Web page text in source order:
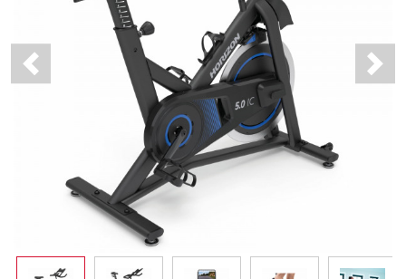
Previous Next